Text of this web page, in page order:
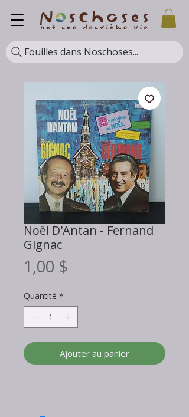
Fouilles dans Noschoses...
Noël D'Antan - Fernand
Gignac
1,00 $
Quantité *
Ajouter au panier